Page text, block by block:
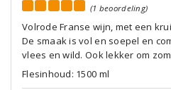
(1 beoordeling)
Volrode Franse wijn, met een
De smaak is vol en soepel en
vlees en wild. Ook lekker om
Flesinhoud: 1500 ml